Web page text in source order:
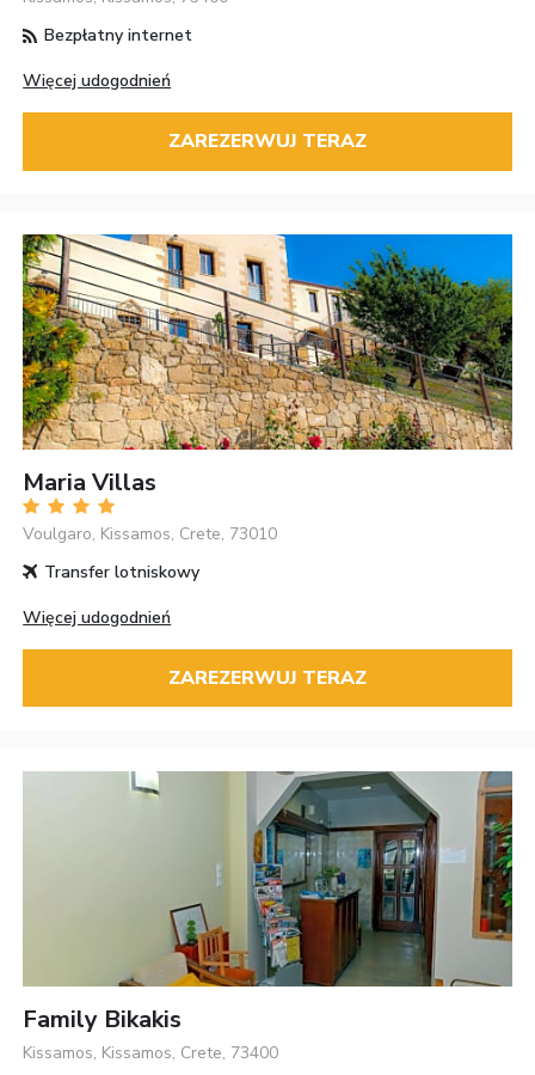
Bezpłatny internet
Więcej udogodnień
ZAREZERWUJ TERAZ
Maria Villas
Voulgaro, Kissamos, Crete, 73010
Transfer lotniskowy
Więcej udogodnień
ZAREZERWUJ TERAZ
Family Bikakis
Kissamos, Kissamos, Crete, 73400